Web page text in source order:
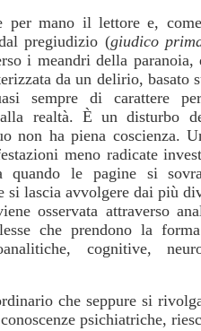
per mano il lettore e,
pregiudizio (giudico
i meandri della
da un delirio, basato
sempre di carattere
realtà. È un disturbo
non ha piena coscienza.
meno radicate
quando le pagine si
si lascia avvolgere dai più
osservata attraverso
che prendono la
cognitive,
che seppure si
psichiatriche,